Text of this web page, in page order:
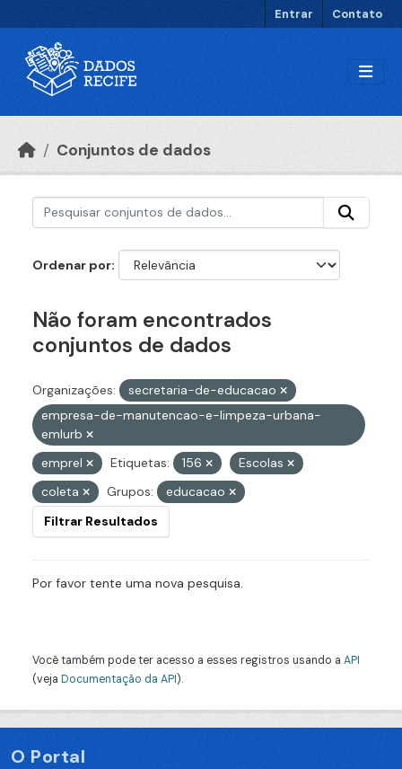
Entrar Contato
Conjuntos de dados
Ordenar por
Não foram encontrados
conjuntos de dados
Organizações:
secretaria-de-educacao
empresa-de-manutencao-e-limpeza-urbana-
emlurb
emprel
Etiquetas: 156
Escolas
coleta
Grupos:
educacao
Filtrar Resultados
Por favor tente uma nova pesquisa.
Você também pode ter acesso a esses registros usando a API
(veja Documentação da API).
O Portal